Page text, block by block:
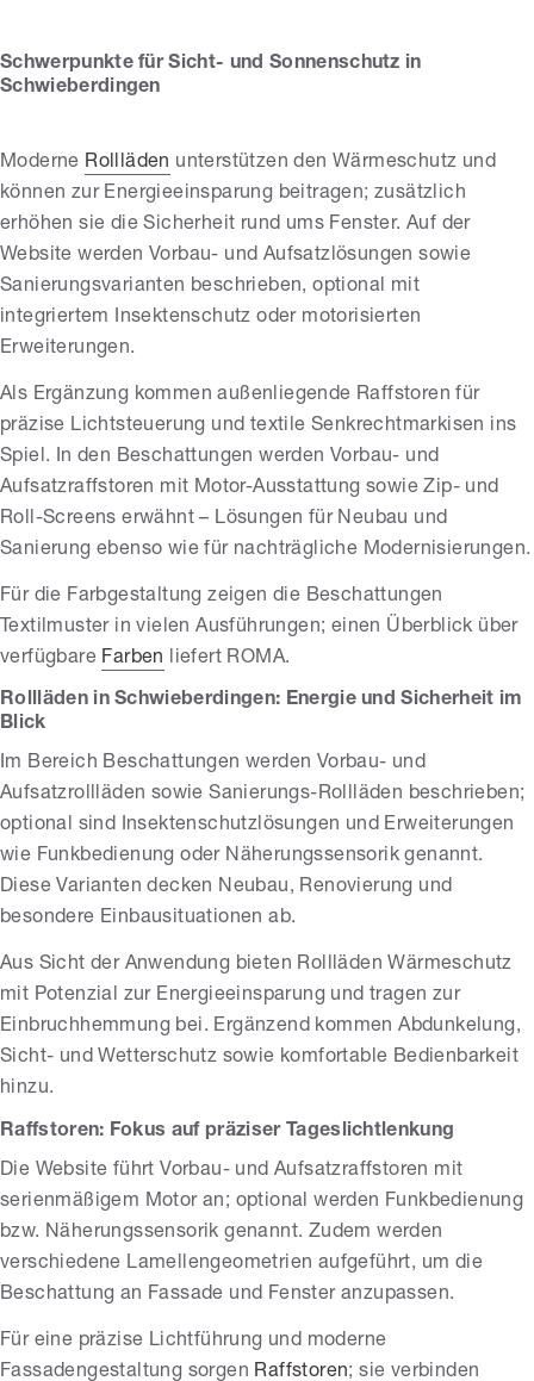
Schwerpunkte für Sicht- und Sonnenschutz in
Schwieberdingen
Moderne Rollläden unterstützen den Wärmeschutz und
können zur Energieeinsparung beitragen; zusätzlich
erhöhen sie die Sicherheit rund ums Fenster. Auf der
Website werden Vorbau- und Aufsatzlösungen sowie
Sanierungsvarianten beschrieben, optional mit
integriertem Insektenschutz oder motorisierten
Erweiterungen.
Als Ergänzung kommen außenliegende Raffstoren für
präzise Lichtsteuerung und textile Senkrechtmarkisen ins
Spiel. In den Beschattungen werden Vorbau- und
Aufsatzraffstoren mit Motor-Ausstattung sowie Zip- und
Roll-Screens erwähnt – Lösungen für Neubau und
Sanierung ebenso wie für nachträgliche Modernisierungen.
Für die Farbgestaltung zeigen die Beschattungen
Textilmuster in vielen Ausführungen; einen Überblick über
verfügbare Farben liefert ROMA.
Rollläden in Schwieberdingen: Energie und Sicherheit im
Blick
Im Bereich Beschattungen werden Vorbau- und
Aufsatzrollläden sowie Sanierungs-Rollläden beschrieben;
optional sind Insektenschutzlösungen und Erweiterungen
wie Funkbedienung oder Näherungssensorik genannt.
Diese Varianten decken Neubau, Renovierung und
besondere Einbausituationen ab.
Aus Sicht der Anwendung bieten Rollläden Wärmeschutz
mit Potenzial zur Energieeinsparung und tragen zur
Einbruchhemmung bei. Ergänzend kommen Abdunkelung,
Sicht- und Wetterschutz sowie komfortable Bedienbarkeit
hinzu.
Raffstoren: Fokus auf präziser Tageslichtlenkung
Die Website führt Vorbau- und Aufsatzraffstoren mit
serienmäßigem Motor an; optional werden Funkbedienung
bzw. Näherungssensorik genannt. Zudem werden
verschiedene Lamellengeometrien aufgeführt, um die
Beschattung an Fassade und Fenster anzupassen.
Für eine präzise Lichtführung und moderne
Fassadengestaltung sorgen Raffstoren; sie verbinden